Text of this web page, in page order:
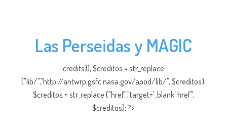
Las Perseidas y MAGIC
credits)); $creditos = str_replace
("lib/","http://antwrp.gsfc.nasa.gov/apod/lib/", $creditos);
$creditos = str_replace ("href","target='_blank' href",
$creditos); ?>